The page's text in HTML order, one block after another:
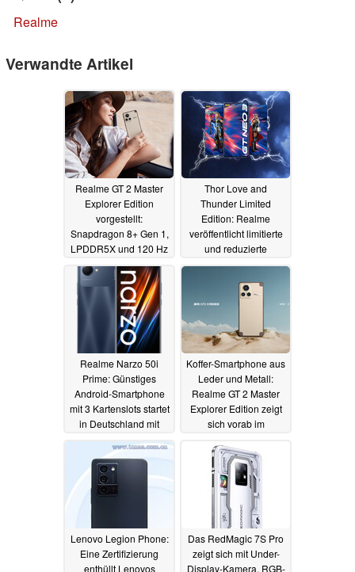
Realme
Verwandte Artikel
Realme GT 2 Master
Explorer Edition
vorgestellt:
Snapdragon 8+ Gen 1,
LPDDR5X und 120 Hz
AMOLED umgerechnet
ab gut 500 Euro
12.07.2022
Thor Love and
Thunder Limited
Edition: Realme
veröffentlicht limitierte
und reduzierte
Sonderedition des GT
Neo 3 150W07.07.2022
Realme Narzo 50i
Prime: Günstiges
Android-Smartphone
mit 3 Kartenslots startet
in Deutschland mit
Rabatt06.07.2022
Koffer-Smartphone aus
Leder und Metall:
Realme GT 2 Master
Explorer Edition zeigt
sich vorab im
Design05.07.2022
Lenovo Legion Phone:
Eine Zertifizierung
enthüllt Lenovos
Das RedMagic 7S Pro
zeigt sich mit Under-
Display-Kamera, RGB-